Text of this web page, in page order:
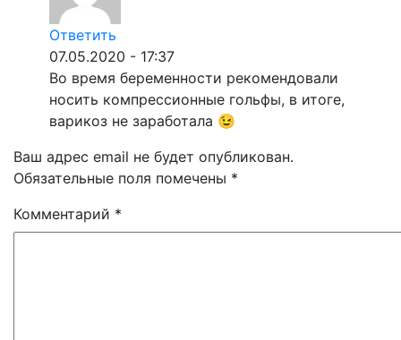
Ответить
07.05.2020 - 17:37
Во время беременности рекомендовали
носить компрессионные гольфы, в итоге,
варикоз не заработала 😉
Ваш адрес email не будет опубликован.
Обязательные поля помечены *
Комментарий *